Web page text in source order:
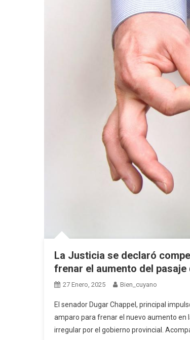
La Justicia se declaró
frenar el aumento del
27 Enero, 2025 Bien_cuyano
El senador Dugar Chappel, principal
amparo para frenar el nuevo aumento en
irregular por el gobierno provincial.